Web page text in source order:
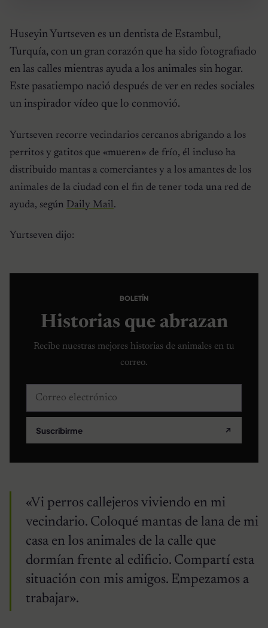
Huseyin Yurtseven es un dentista de Estambul,
Turquía, con un gran corazón que ha sido fotografiado
en las calles mientras ayuda a los animales sin hogar.
Este pasatiempo nació después de ver en redes sociales
un inspirador vídeo que lo conmovió.
Yurtseven recorre vecindarios cercanos abrigando a los
perritos y gatitos que «mueren» de frío, él incluso ha
distribuido mantas a comerciantes y a los amantes de los
animales de la ciudad con el fin de tener toda una red de
ayuda, según Daily Mail.
Yurtseven dijo:
BOLETÍN
Historias que abrazan
Recibe nuestras mejores historias de animales en tu
correo.
Correo electrónico
Suscribirme ↗
«Vi perros callejeros viviendo en mi
vecindario. Coloqué mantas de lana de mi
casa en los animales de la calle que
dormían frente al edificio. Compartí esta
situación con mis amigos. Empezamos a
trabajar».